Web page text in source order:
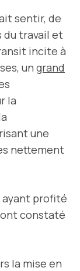
sentir, de
du travail et
incite à
un grand
la
une
nettement
ayant profité
constaté
la mise en